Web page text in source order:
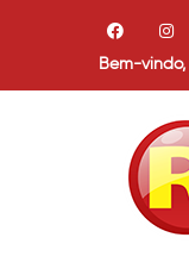
Bem-vindo,